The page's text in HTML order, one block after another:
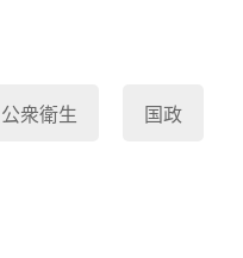
衆衛生 国政